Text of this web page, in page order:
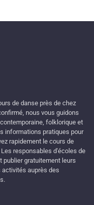
de danse près de chez
nous vous guidons
folklorique et
informations pratiques pour
rapidement le cours de
responsables d'écoles de
publier gratuitement leurs
auprès des